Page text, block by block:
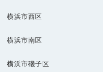
横浜市西区
横浜市南区
横浜市磯子区